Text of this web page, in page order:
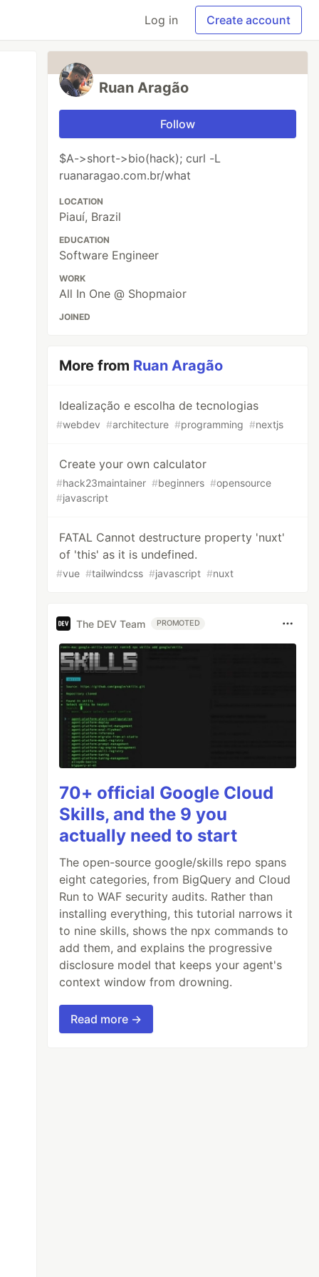
Log in Create account
Ruan Aragão
Follow
$A->short->bio(hack); curl -L
ruanaragao.com.br/what
LOCATION
Piauí, Brazil
EDUCATION
Software Engineer
WORK
All In One @ Shopmaior
JOINED
More from Ruan Aragão
Idealização e escolha de tecnologias
#webdev #architecture #programming #nextjs
Create your own calculator
#hack23maintainer #beginners #opensource
#javascript
FATAL Cannot destructure property 'nuxt'
of 'this' as it is undefined.
#vue #tailwindcss #javascript #nuxt
The DEV Team PROMOTED
70+ official Google Cloud
Skills, and the 9 you
actually need to start
The open-source google/skills repo spans
eight categories, from BigQuery and Cloud
Run to WAF security audits. Rather than
installing everything, this tutorial narrows it
to nine skills, shows the npx commands to
add them, and explains the progressive
disclosure model that keeps your agent's
context window from drowning.
Read more →